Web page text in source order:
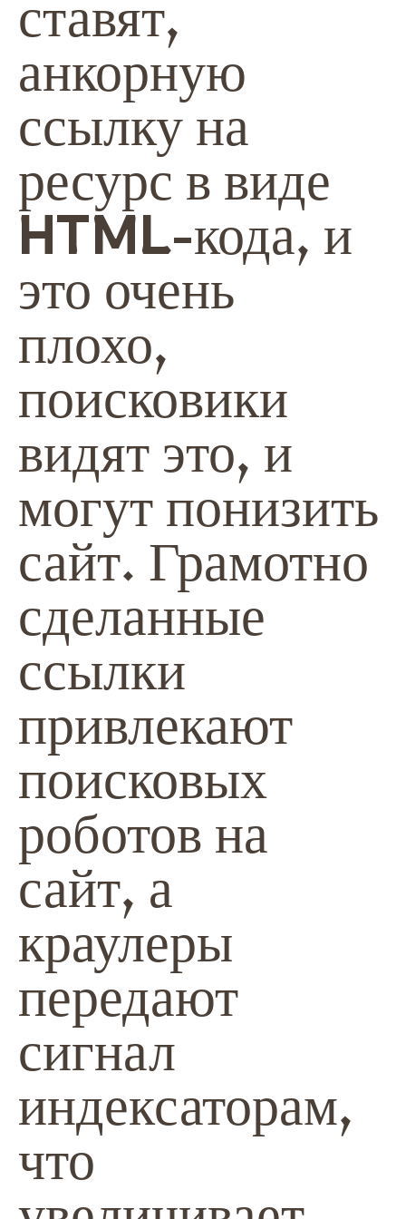
ставят,
анкорную
ссылку на
ресурс в виде
HTML-кода, и
это очень
плохо,
поисковики
видят это, и
могут понизить
сайт. Грамотно
сделанные
ссылки
привлекают
поисковых
роботов на
сайт, а
краулеры
передают
сигнал
индексаторам,
что